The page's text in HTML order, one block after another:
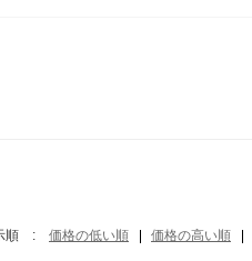
順 : 価格の低い順 価格の高い順